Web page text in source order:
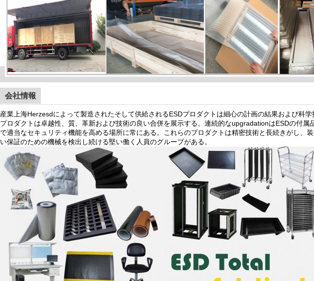
会社情報
産業上海Herzesdによって製造されたそして供給されるESDプロダクトは細心の計画の結果および科
プロダクトは卓越性、質、革新および技術の良い合併を展示する。連続的なupgradationはESDの付属
で適当なセキュリティ機能を高める場所に常にある。これらのプロダクトは精密技術と長続きがし、
い保証のための機械を検出し続ける堅い働く人員のグループがある。